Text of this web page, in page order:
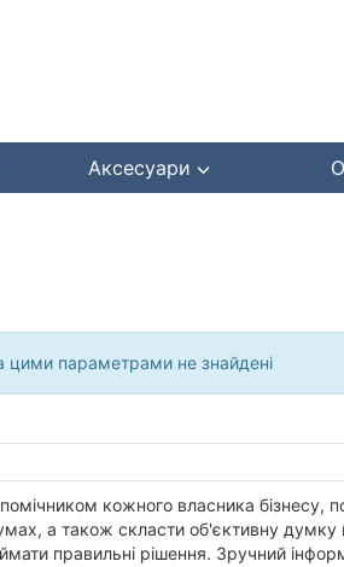
Аксесуари
цими параметрами не знайдені
кожного власника бізнесу,
а також скласти об'єктивну
правильні рішення. Зручний